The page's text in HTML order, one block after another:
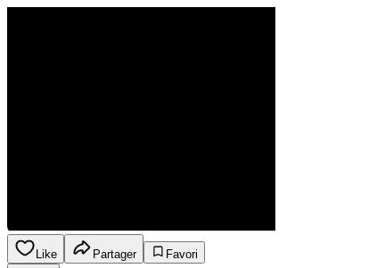
Like Partager
Favori